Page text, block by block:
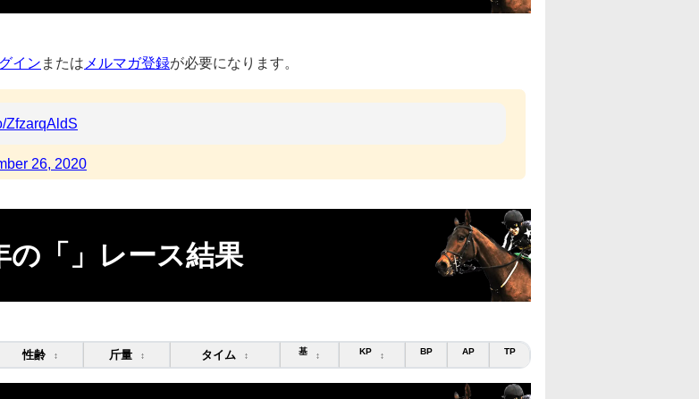
イン または メルマガ登録が必要になります。
ZfzarqAldS
26, 2020
の「」レース結果
性齢 ↕ 斤量 ↕ タイム ↕ 基 ↕ KP ↕ BP AP TP